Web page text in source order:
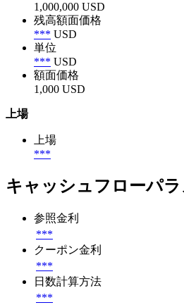
1,000,000 USD
残高額面価格
*** USD
単位
*** USD
額面価格
1,000 USD
上場
上場
***
キャッシュフローパラ
参照金利
***
クーポン金利
***
日数計算方法
***